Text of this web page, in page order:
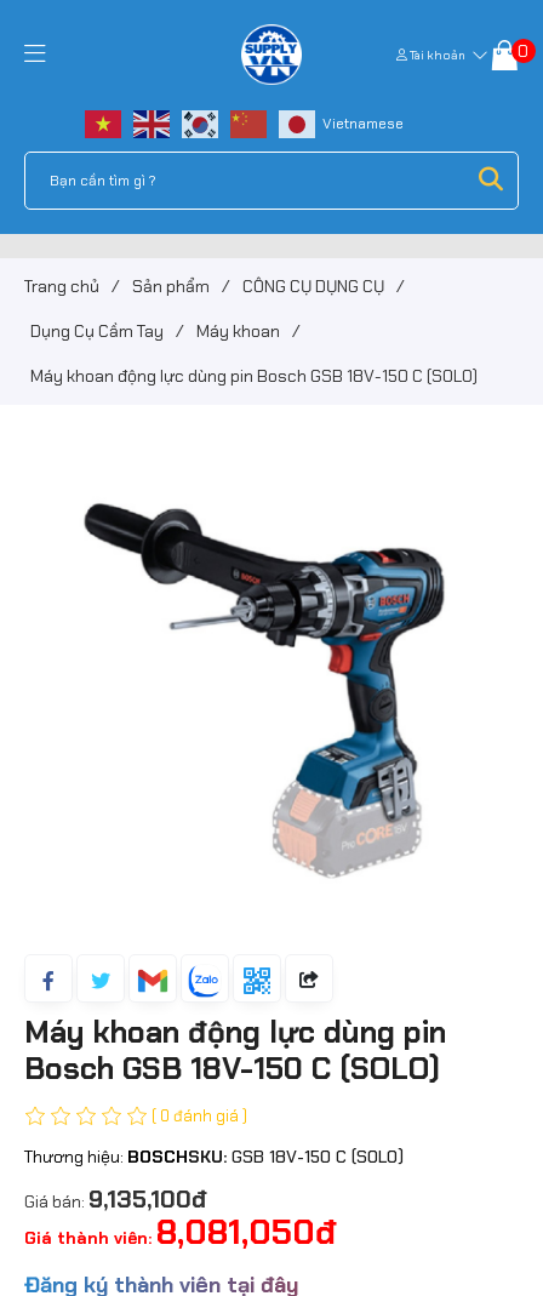
Tài khoản 0
Trang chủ / Sản phẩm / CÔNG CỤ DỤNG CỤ /
Dụng Cụ Cầm Tay / Máy khoan /
Máy khoan động lực dùng pin Bosch GSB 18V-150 C (SOLO)
Máy khoan động lực dùng pin
Bosch GSB 18V-150 C (SOLO)
( 0 đánh giá )
Thương hiệu: BOSCHSKU: GSB 18V-150 C (SOLO)
Giá bán: 9,135,100đ
Giá thành viên: 8,081,050đ
Đăng ký thành viên tại đây